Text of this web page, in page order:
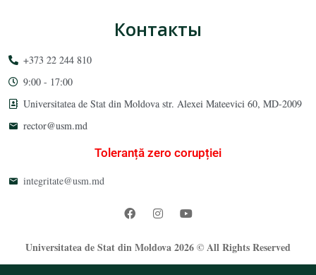
Контакты
+373 22 244 810
9:00 - 17:00
Universitatea de Stat din Moldova str. Alexei Mateevici 60, MD-2009
rector@usm.md
Toleranță zero corupției
integritate@usm.md
Universitatea de Stat din Moldova 2026 © All Rights Reserved